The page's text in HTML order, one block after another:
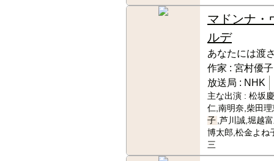
マドンナ・
ルデ
あなたには渡
作家 : 宮村優子
放送局 : NHK
主な出演 : 松坂
仁,南明奈,柴田
子 ,芦川誠,堀越
博太郎,松金よね
三